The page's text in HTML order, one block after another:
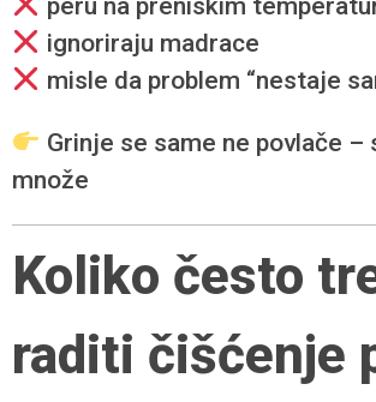
peru na preniskim
ignoriraju madrace
misle da problem “nestaje
Grinje se same ne povlače –
množe
Koliko često
raditi čišćenje